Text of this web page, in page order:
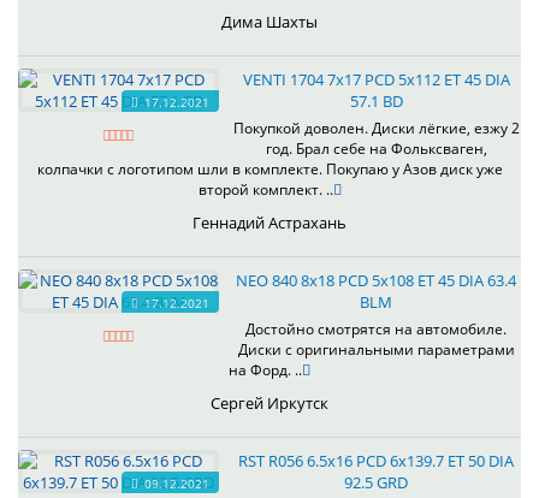
Дима Шахты
17.12.2021
VENTI 1704 7x17 PCD 5x112 ET 45 DIA
57.1 BD
Покупкой доволен. Диски лёгкие, езжу 2
год. Брал себе на Фольксваген,
колпачки с логотипом шли в комплекте. Покупаю у Азов диск уже
второй комплект. ..
Геннадий Астрахань
17.12.2021
NEO 840 8x18 PCD 5x108 ET 45 DIA 63.4
BLM
Достойно смотрятся на автомобиле.
Диски с оригинальными параметрами
на Форд. ..
Сергей Иркутск
09.12.2021
RST R056 6.5x16 PCD 6x139.7 ET 50 DIA
92.5 GRD